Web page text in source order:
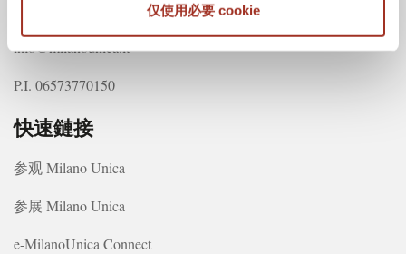
仅使用必要 cookie
+39 02 66111335
info@milanounica.it
P.I. 06573770150
快速鏈接
参观 Milano Unica
参展 Milano Unica
e-MilanoUnica Connect